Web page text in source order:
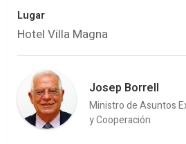
Lugar
Hotel Villa Magna
Josep Borrell
Ministro de Asuntos
y Cooperación